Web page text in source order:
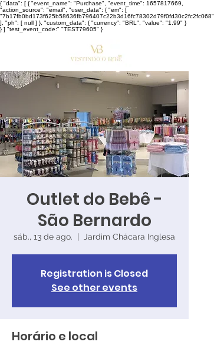
{ "data": [ { "event_name": "Purchase", "event_time": 1657817669,
"action_source": "email", "user_data": { "em": [
"7b17fb0bd173f625b58636fb796407c22b3d16fc78302d79f0fd30c2fc2fc068"
], "ph": [ null ] }, "custom_data": { "currency": "BRL", "value": "1.99" }
} ] "test_event_code:" "TEST79605" }
Outlet do Bebê -
São Bernardo
sáb., 13 de ago. Jardim Chácara Inglesa
Registration is Closed
See other events
Horário e local